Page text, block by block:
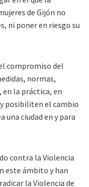
de Gijón no
ni poner en riesgo su
compromiso del
normas,
en la práctica, en
posibiliten el cambio
una ciudad en y para
contra la Violencia
este ámbito y han
la Violencia de